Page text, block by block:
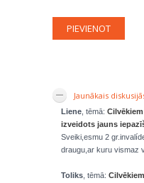
Jaunākais
Liene , tēmā:
izveidots jauns
Sveiki,esmu 2
draugu,ar kuru vismaz
Toliks , tēmā: